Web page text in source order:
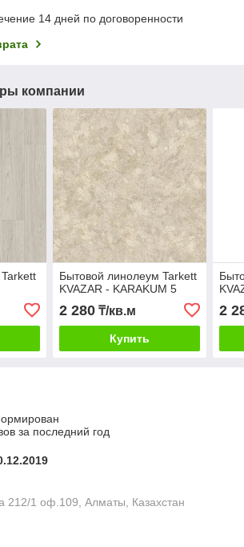
14 дней по договоренности
компании
Бытовой линолеум Tarkett
KVAZAR - KARAKUM 5
2 280₸/кв.м
Купить
2
за последний год
212/1 оф.109, Алматы, Казахстан